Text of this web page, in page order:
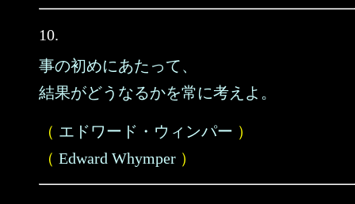
10.
事の初めにあたって、
結果がどうなるかを常に考えよ。
（ エドワード・ウィンパー ）
（ Edward Whymper ）